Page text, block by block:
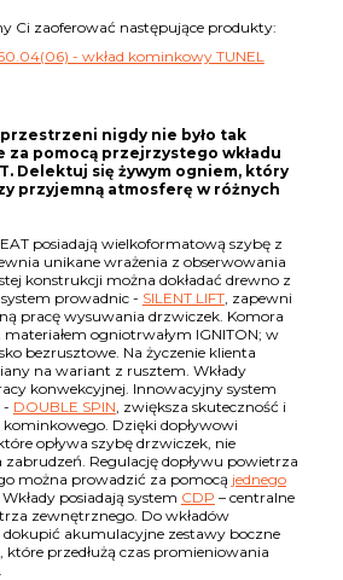
Ci zaoferować następujące produkty:
- wkład kominkowy TUNEL
nigdy nie było tak
pomocą przejrzystego wkładu
Delektuj się żywym ogniem, który
przyjemną atmosferę w różnych
posiadają wielkoformatową szybę z
unikane wrażenia z obserwowania
konstrukcji można dokładać drewno z
prowadnic - SILENT LIFT, zapewni
pracę wysuwania drzwiczek. Komora
materiałem ogniotrwałym IGNITON; w
bezrusztowe. Na życzenie klienta
na wariant z rusztem. Wkłady
konwekcyjnej. Innowacyjny system
- DOUBLE SPIN, zwiększa skuteczność i
kominkowego. Dzięki dopływowi
opływa szybę drzwiczek, nie
zabrudzeń. Regulację dopływu powietrza
można prowadzić za pomocą jednego
Wkłady posiadają system CDP – centralne
zewnętrznego. Do wkładów
akumulacyjne zestawy boczne
, które przedłużą czas promieniowania